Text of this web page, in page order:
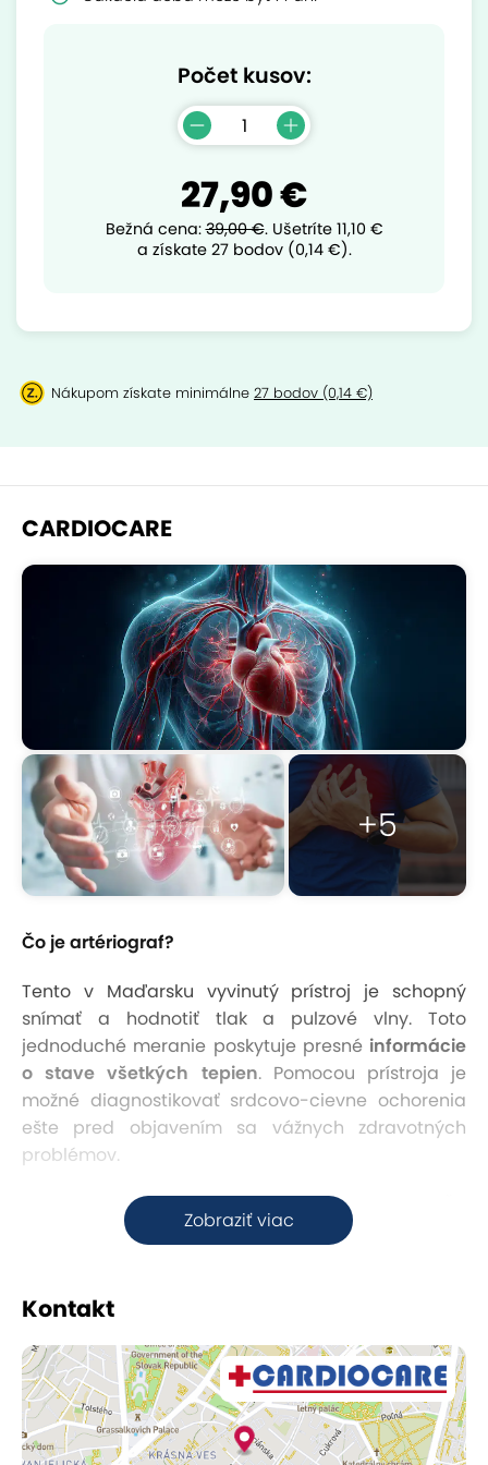
Počet kusov:
27,90 €
Bežná cena:39,00 €. Ušetríte 11,10 €
a získate 27 bodov (0,14 €).
Nákupom získate minimálne 27 bodov (0,14 €)
CARDIOCARE
+5
Zobraziť viac
Čo je artériograf?
Tento v Maďarsku vyvinutý prístroj je schopný
snímať a hodnotiť tlak a pulzové vlny. Toto
jednoduché meranie poskytuje presné informácie
o stave všetkých tepien. Pomocou prístroja je
možné diagnostikovať srdcovo-cievne ochorenia
ešte pred objavením sa vážnych zdravotných
problémov.
CARDIOCARE vykonáva diagnostické merania v ČR
a SR už od roku 2009.
funkcii buniek v cievnej stene a o pružnosti hlavnej
tým je aorta zdravšia.
Ochorenie sa môže začať už v útlom detskom veku,
keď ešte nikto nepochybuje o svojom zdraví.
Kontakt